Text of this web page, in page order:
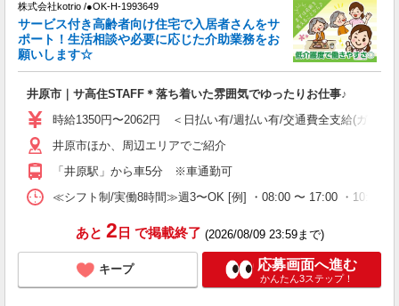
株式会社kotrio /●OK-H-1993649
サービス付き高齢者向け住宅で入居者さんをサ
ポート！生活相談や必要に応じた介助業務をお
願いします☆
井原市｜サ高住STAFF＊落ち着いた雰囲気でゆったりお仕事♪
時給1350円〜2062円 ＜日払い有/週払い有/交通費全支給(ガソリ
井原市ほか、周辺エリアでご紹介
「井原駅」から車5分 ※車通勤可
≪シフト制/実働8時間≫週3〜OK [例] ・08:00 〜 17:00 ・10:00
あと 2 日 で掲載終了 (2026/08/09 23:59まで)
キープ 応募画面へ進む
かんたん3ステップ！